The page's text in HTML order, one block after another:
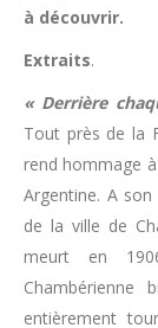
à découvrir.
Extraits.
« Derrière
Tout près de la
rend hommage
Argentine. A
de la ville de
meurt en
entièrement